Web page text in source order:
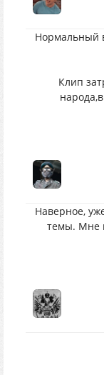
Нормальный
Клип
Наверное,
темы. Мне